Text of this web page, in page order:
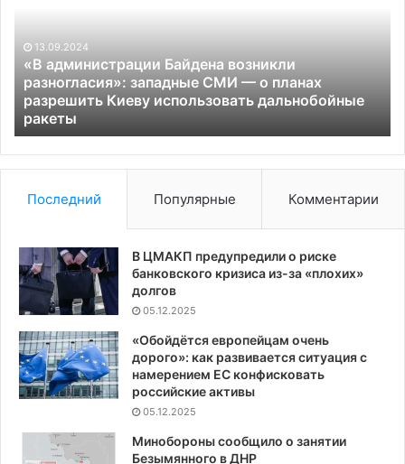
западные
СМИ
—
планах
разрешить
Киеву
использовать
дальнобойные
13.09.2024
«В администрации Байдена возникли
разногласия»: западные СМИ — о планах
разрешить Киеву использовать дальнобойные
ракеты
Последний Популярные Комментарии
В ЦМАКП предупредили о риске
банковского кризиса из-за «плохих»
долгов
05.12.2025
«Обойдётся европейцам очень
дорого»: как развивается ситуация с
намерением ЕС конфисковать
российские активы
05.12.2025
Минобороны сообщило о занятии
Безымянного в ДНР